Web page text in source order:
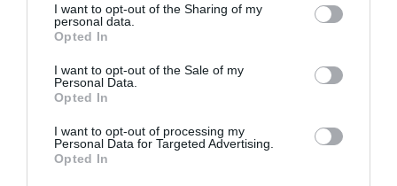
I want to opt-out of the Sharing of my
personal data.
Opted In
I want to opt-out of the Sale of my
Personal Data.
Opted In
I want to opt-out of processing my
Personal Data for Targeted Advertising.
Opted In
Catalunya que el capital propietat dels cellers que
produeixen cava a Extremadura no és d’origen
català?”.
termini, veurem més canvis, però que aquests
seran “purament” polítics perquè